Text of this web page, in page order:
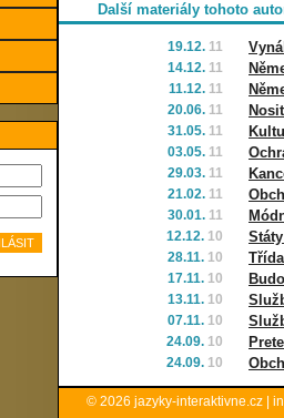
Další materiály tohoto
19.12. 11
14.12. 11
11.12. 11
20.06. 11
31.05. 11
03.05. 11
29.03. 11
21.02. 11
30.01. 11
12.12. 10
28.11. 10 Třída
17.11. 10
13.11. 10
07.11. 10
24.09. 10
24.09. 10
© 2026 jazyky-interaktivne.cz